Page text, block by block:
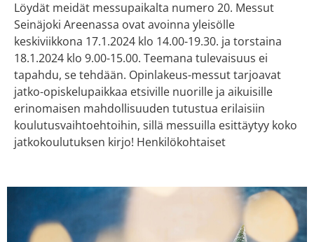
Löydät meidät messupaikalta numero 20. ​Messut
Seinäjoki Areenassa ovat avoinna yleisölle
keskiviikkona 17.1.2024 klo 14.00-19.30. ja torstaina
18.1.2024 klo 9.00-15.00. Teemana tulevaisuus ei
tapahdu, se tehdään. ​Opinlakeus-messut tarjoavat
jatko-opiskelupaikkaa etsiville nuorille ja aikuisille
erinomaisen mahdollisuuden tutustua erilaisiin
koulutusvaihtoehtoihin, sillä messuilla esittäytyy koko
jatkokoulutuksen kirjo! Henkilökohtaiset